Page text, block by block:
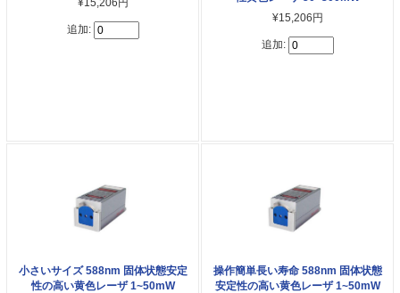
¥15,206円
追加:
¥15,206円
追加:
小さいサイズ 588nm 固体状態安定
性の高い黄色レーザ 1~50mW
操作簡単長い寿命 588nm 固体状態
安定性の高い黄色レーザ 1~50mW